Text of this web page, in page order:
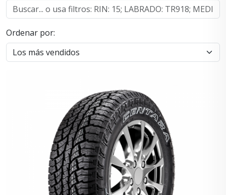
Ordenar por: